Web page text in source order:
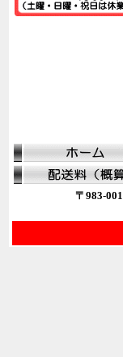
〒983-